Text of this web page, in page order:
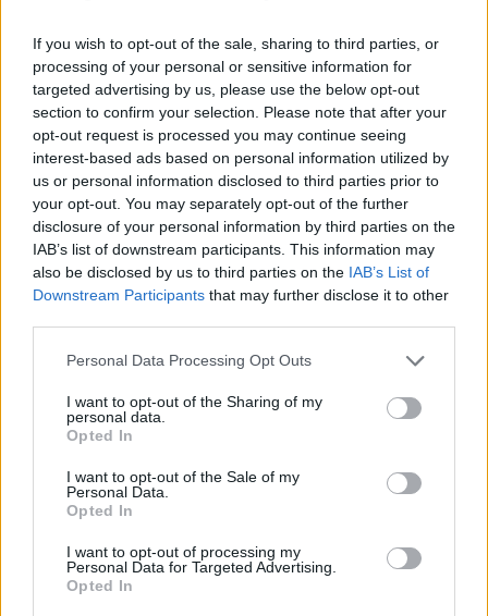
If you wish to opt-out of the sale, sharing to third parties, or
processing of your personal or sensitive information for
targeted advertising by us, please use the below opt-out
section to confirm your selection. Please note that after your
opt-out request is processed you may continue seeing
interest-based ads based on personal information utilized by
us or personal information disclosed to third parties prior to
your opt-out. You may separately opt-out of the further
disclosure of your personal information by third parties on the
IAB’s list of downstream participants. This information may
also be disclosed by us to third parties on the IAB’s List of
Downstream Participants that may further disclose it to other
Please note that this website/app uses one or more Google
not limited to your visit or usage behaviour. You may click to
grant or deny consent to Google and its third-party tags to
use your data for below specified purposes in below Google
consent section.
Personal Data Processing Opt Outs
I want to opt-out of the Sharing of my
personal data.
Opted In
I want to opt-out of the Sale of my
Personal Data.
Opted In
I want to opt-out of processing my
Personal Data for Targeted Advertising.
Opted In
Πλήθος πιστών στη Μητρόπολη Αθηνών (φωτο: Flash.g/Γιάννης Κέμμος)